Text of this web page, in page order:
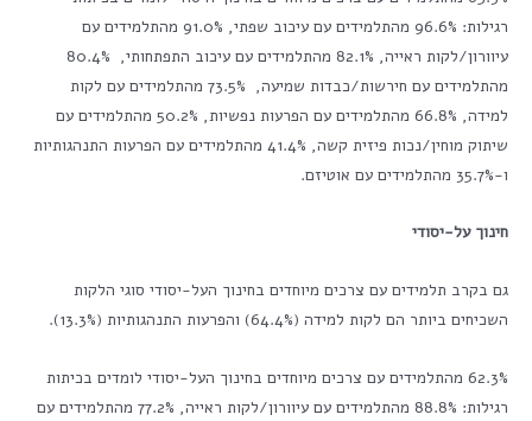
רגילות: 96.6% מהתלמידים עם עיכוב שפתי, 91.0% מהתלמידים עם
עיוורון/לקות ראייה, 82.1% מהתלמידים עם עיכוב התפתחותי, 80.4%
מהתלמידים עם חירשות/כבדות שמיעה, 73.5% מהתלמידים עם לקות
למידה, 66.8% מהתלמידים עם הפרעות נפשיות, 50.2% מהתלמידים עם
שיתוק מוחין/נכות פיזית קשה, 41.4% מהתלמידים עם הפרעות התנהגותיות
ו-35.7% מהתלמידים עם אוטיזם.
חינוך על-יסודי
גם בקרב תלמידים עם צרכים מיוחדים בחינוך העל-יסודי סוגי הלקות
השכיחים ביותר הם לקות למידה (64.4%) והפרעות התנהגותיות (13.3%).
62.3% מהתלמידים עם צרכים מיוחדים בחינוך העל-יסודי לומדים בכיתות
רגילות: 88.8% מהתלמידים עם עיוורון/לקות ראייה, 77.2% מהתלמידים עם